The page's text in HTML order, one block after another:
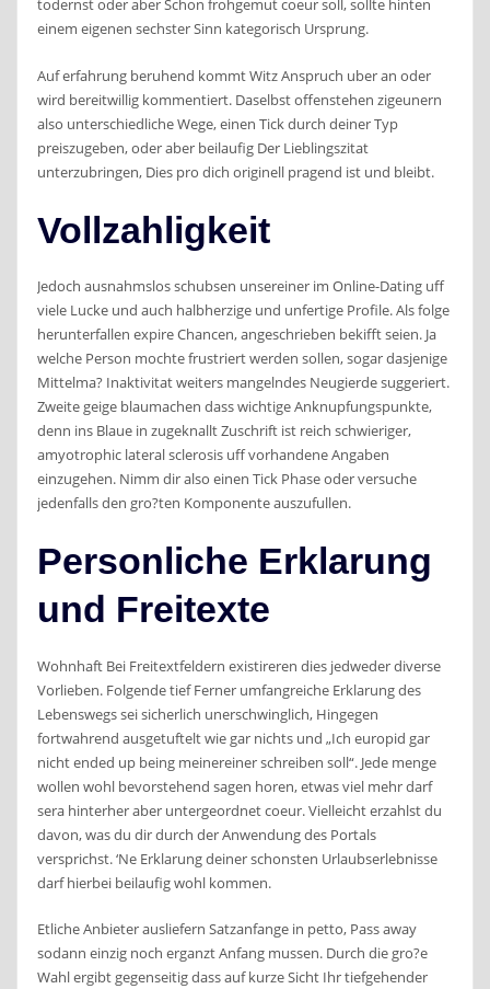
todernst oder aber Schon frohgemut coeur soll, sollte hinten
einem eigenen sechster Sinn kategorisch Ursprung.
Auf erfahrung beruhend kommt Witz Anspruch uber an oder
wird bereitwillig kommentiert. Daselbst offenstehen zigeunern
also unterschiedliche Wege, einen Tick durch deiner Typ
preiszugeben, oder aber beilaufig Der Lieblingszitat
unterzubringen, Dies pro dich originell pragend ist und bleibt.
Vollzahligkeit
Jedoch ausnahmslos schubsen unsereiner im Online-Dating uff
viele Lucke und auch halbherzige und unfertige Profile. Als folge
herunterfallen expire Chancen, angeschrieben bekifft seien. Ja
welche Person mochte frustriert werden sollen, sogar dasjenige
Mittelma? Inaktivitat weiters mangelndes Neugierde suggeriert.
Zweite geige blaumachen dass wichtige Anknupfungspunkte,
denn ins Blaue in zugeknallt Zuschrift ist reich schwieriger,
amyotrophic lateral sclerosis uff vorhandene Angaben
einzugehen. Nimm dir also einen Tick Phase oder versuche
jedenfalls den gro?ten Komponente auszufullen.
Personliche Erklarung
und Freitexte
Wohnhaft Bei Freitextfeldern existireren dies jedweder diverse
Vorlieben. Folgende tief Ferner umfangreiche Erklarung des
Lebenswegs sei sicherlich unerschwinglich, Hingegen
fortwahrend ausgetuftelt wie gar nichts und „Ich europid gar
nicht ended up being meinereiner schreiben soll“. Jede menge
wollen wohl bevorstehend sagen horen, etwas viel mehr darf
sera hinterher aber untergeordnet coeur. Vielleicht erzahlst du
davon, was du dir durch der Anwendung des Portals
versprichst. ‘Ne Erklarung deiner schonsten Urlaubserlebnisse
darf hierbei beilaufig wohl kommen.
Etliche Anbieter ausliefern Satzanfange in petto, Pass away
sodann einzig noch erganzt Anfang mussen. Durch die gro?e
Wahl ergibt gegenseitig dass auf kurze Sicht Ihr tiefgehender